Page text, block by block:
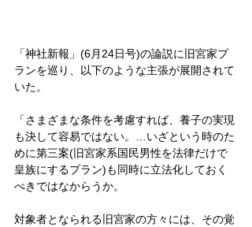
「神社新報」(6月24日号)の論説に旧宮家プ
ランを巡り、以下のような主張が展開されて
いた。
「さまざまな条件を考慮すれば、養子の実現
も決して容易ではない。…いざという時のた
めに第三案(旧宮家系国民男性を法律だけで
皇族にするプラン)も同時に立法化しておく
べきではなからうか。
対象者となられる旧宮家の方々には、その覚